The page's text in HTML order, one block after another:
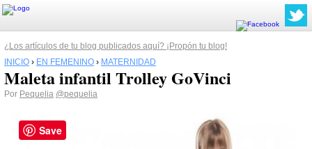
¿Los artículos de tu blog publicados aquí? ¡Propón tu blog!
INICIO › EN FEMENINO › MATERNIDAD
Maleta infantil Trolley GoVinci
Por Pequelia @pequelia
Save